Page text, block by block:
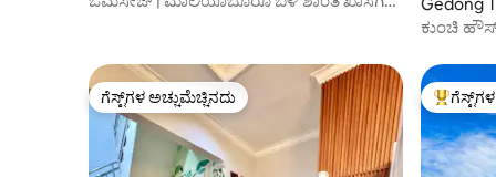
ಕುಂಚಿ
ಗೆಸ್ಟ್‌ಗಳ ಅಚ್ಚುಮೆಚ್ಚಿನದು
ಗೆಸ್ಟ್‌ಗಳ ಅಚ್ಚುಮೆಚ್ಚಿನದು ಗೆಸ್ಟ್‌ಗಳಿಗೆ